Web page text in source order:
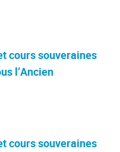
cours souveraines
l’Ancien
cours souveraines